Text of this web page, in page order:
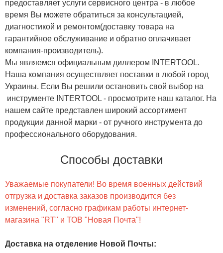
предоставляет услуги сервисного центра - в любое
время Вы можете обратиться за консультацией,
диагностикой и ремонтом(доставку товара на
гарантийное обслуживание и обратно оплачивает
компания-производитель).
Мы являемся официальным диллером INTERTOOL.
Наша компания осуществляет поставки в любой город
Украины. Если Вы решили остановить свой выбор на
инструменте INTERTOOL - просмотрите наш каталог. На
нашем сайте представлен широкий ассортимент
продукции данной марки - от ручного инструмента до
профессионального оборудования.
Способы доставки
Уважаемые покупатели! Во время военных действий
отгрузка и доставка заказов производится без
изменений, согласно графикам работы интернет-
магазина "RT" и ТОВ "Новая Почта"!
Доставка на отделение Новой Почты: